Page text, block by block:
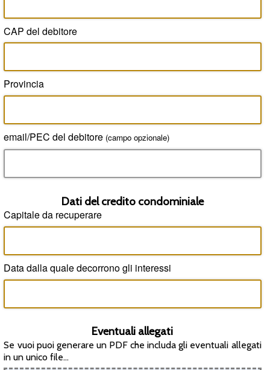
CAP del debitore
Provincia
email/PEC del debitore (campo opzionale)
Dati del credito condominiale
Capitale da recuperare
Data dalla quale decorrono gli interessi
Eventuali allegati
Se vuoi puoi generare un PDF che includa gli eventuali allegati
in un unico file...